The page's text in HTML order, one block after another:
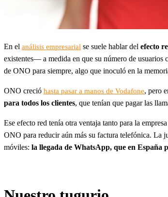
En el análisis empresarial se suele hablar del efecto
existentes— a medida en que su número de usuarios
de ONO para siempre, algo que inoculó en la
ONO creció hasta pasar a manos de Vodafone, pero
para todos los clientes, que tenían que pagar las
Ese efecto red tenía otra ventaja tanto para la
ONO para reducir aún más su factura telefónica. La
móviles: la llegada de WhatsApp, que en España